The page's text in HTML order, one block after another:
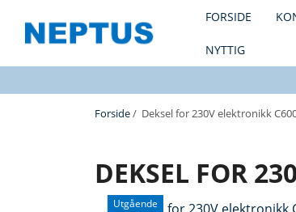
FORSIDE
NYTTIG
Forside/ Deksel for 230V elektronikk
DEKSEL FOR
Utgående